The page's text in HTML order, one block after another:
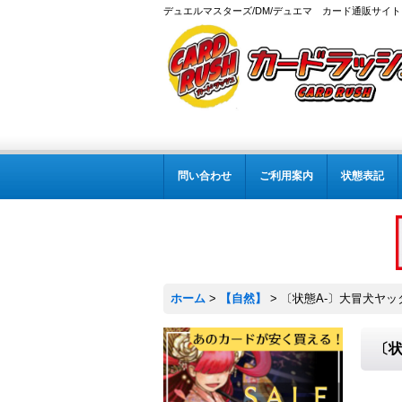
デュエルマスターズ/DM/デュエマ カード通販サイト
問い合わせ ご利用案内 状態表記
ホーム > 【自然】 > 〔状態A-〕大冒犬ヤ
〔